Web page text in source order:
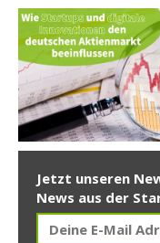
Jetzt unseren
News aus der